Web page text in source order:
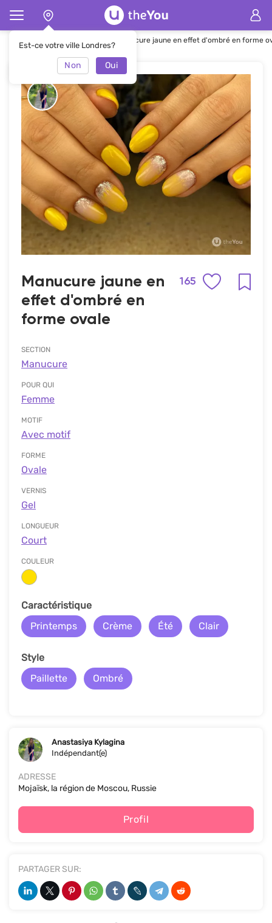
Est-ce votre ville Londres?
Non Oui
Page d'accueil Manucure Manucure jaune en effet d'ombré en forme
Manucure jaune en
effet d'ombré en
forme ovale
165
SECTION
Manucure
POUR QUI
Femme
MOTIF
Avec motif
FORME
Ovale
VERNIS
Gel
LONGUEUR
Court
COULEUR
Сaractéristique
Printemps
Crème Été Clair
Style
Paillette
Ombré
Anastasiya Kylagina
Indépendant(e)
ADRESSE
Mojaïsk, la région de Moscou, Russie
Profil
PARTAGER SUR: